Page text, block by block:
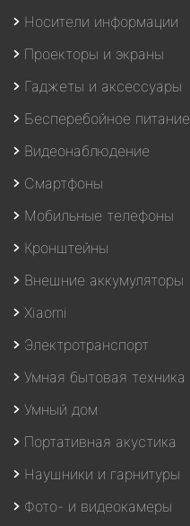
Носители информации
Проекторы и экраны
Гаджеты и аксессуары
Бесперебойное питание
Видеонаблюдение
Смартфоны
Мобильные телефоны
Кронштейны
Внешние аккумуляторы
Xiaomi
Электротранспорт
Умная бытовая техника
Умный дом
Портативная акустика
Наушники и гарнитуры
Фото- и видеокамеры